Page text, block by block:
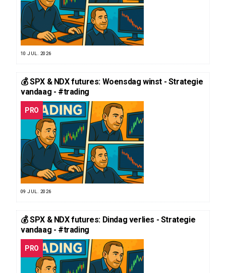
10 JUL. 2026
💰 SPX & NDX futures: Woensdag winst - Strategie
vandaag - #trading
PRO
09 JUL. 2026
💰 SPX & NDX futures: Dindag verlies - Strategie
vandaag - #trading
PRO